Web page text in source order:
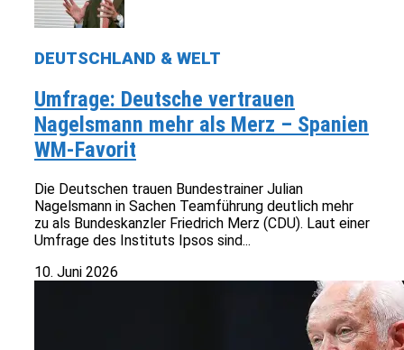
DEUTSCHLAND & WELT
Umfrage: Deutsche vertrauen
Nagelsmann mehr als Merz – Spanien
WM-Favorit
Die Deutschen trauen Bundestrainer Julian
Nagelsmann in Sachen Teamführung deutlich mehr
zu als Bundeskanzler Friedrich Merz (CDU). Laut einer
Umfrage des Instituts Ipsos sind...
10. Juni 2026